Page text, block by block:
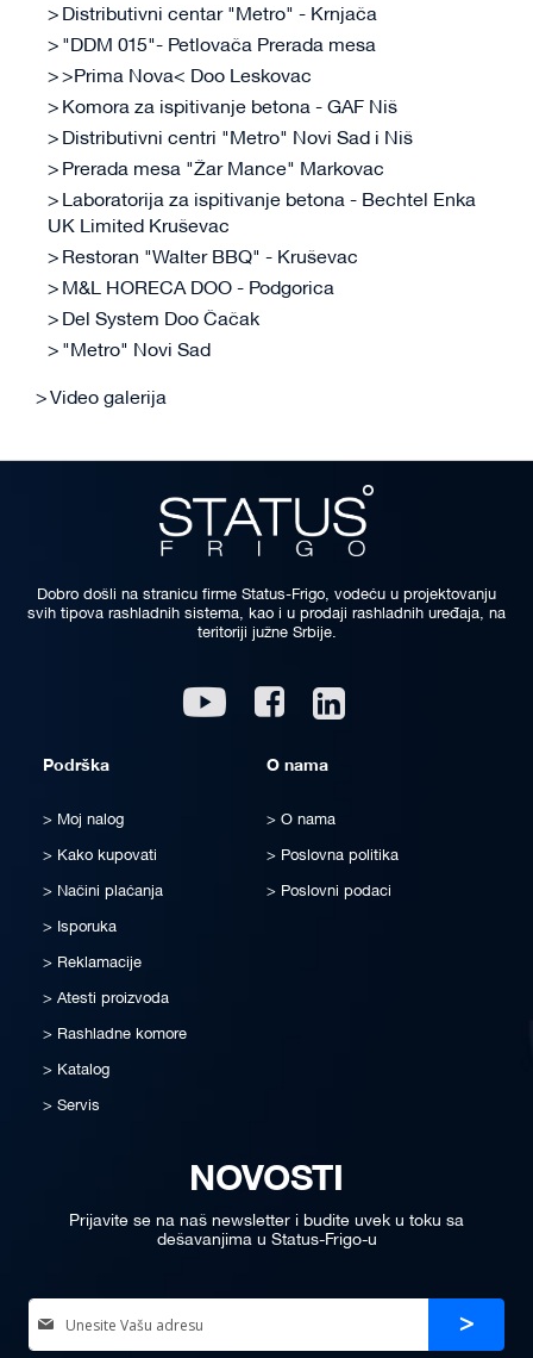
Distributivni centar "Metro" - Krnjača
"DDM 015"- Petlovača Prerada mesa
>Prima Nova< Doo Leskovac
Komora za ispitivanje betona - GAF Niš
Distributivni centri "Metro" Novi Sad i Niš
Prerada mesa "Žar Mance" Markovac
Laboratorija za ispitivanje betona - Bechtel Enka
UK Limited Kruševac
Restoran "Walter BBQ" - Kruševac
M&L HORECA DOO - Podgorica
Del System Doo Čačak
"Metro" Novi Sad
Video galerija
Dobro došli na stranicu firme Status-Frigo, vodeću u projektovanju
svih tipova rashladnih sistema, kao i u prodaji rashladnih uređaja, na
teritoriji južne Srbije.
Youtube Facebook
Podrška
Moj nalog
Kako kupovati
Načini plaćanja
Isporuka
Reklamacije
Atesti proizvoda
Rashladne komore
Katalog
Servis
O nama
O nama
Poslovna politika
Poslovni podaci
NOVOSTI
Prijavite se na naš newsletter i budite uvek u toku sa
dešavanjima u Status-Frigo-u
Sign
Up
Prijava